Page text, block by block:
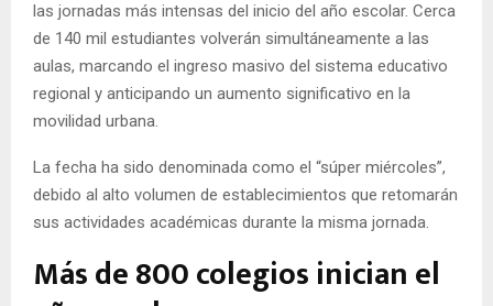
U
las jornadas más intensas del inicio del año escolar. Cerca
de 140 mil estudiantes volverán simultáneamente a las
aulas, marcando el ingreso masivo del sistema educativo
regional y anticipando un aumento significativo en la
movilidad urbana.
La fecha ha sido denominada como el “súper miércoles”,
debido al alto volumen de establecimientos que retomarán
sus actividades académicas durante la misma jornada.
Más de 800 colegios inician el